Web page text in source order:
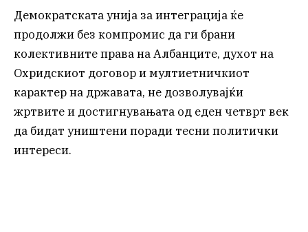
Демократската унија за интеграција ќе
продолжи без компромис да ги брани
колективните права на Албанците, духот на
Охридскиот договор и мултиетничкиот
карактер на државата, не дозволувајќи
жртвите и достигнувањата од еден четврт век
да бидат уништени поради тесни политички
интереси.